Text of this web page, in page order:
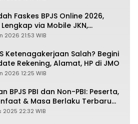
Faskes BPJS Online 2026,
via Mobile JKN,
& Offiline Kantor Cabang
2026 21:53 WIB
Ketenagakerjaan Salah? Begini
Rekening, Alamat, HP di JMO
2026 12:25 WIB
BPJS PBI dan Non-PBI: Peserta,
& Masa Berlaku Terbaru
2025 22:32 WIB